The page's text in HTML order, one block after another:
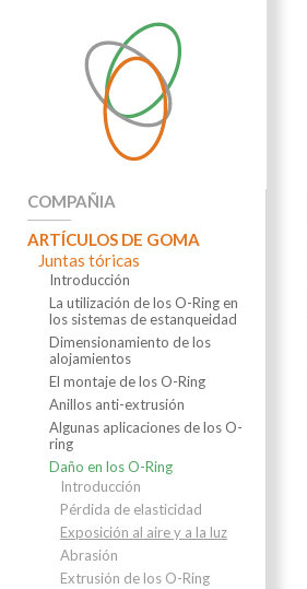
COMPAÑIA
ARTÍCULOS DE GOMA
Juntas tóricas
Introducción
La utilización de los O-Ring en
los sistemas de estanqueidad
Dimensionamiento de los
alojamientos
El montaje de los O-Ring
Anillos anti-extrusión
Algunas aplicaciones de los O-
ring
Daño en los O-Ring
Introducción
Pérdida de elasticidad
Exposición al aire y a la luz
Abrasión
Extrusión de los O-Ring